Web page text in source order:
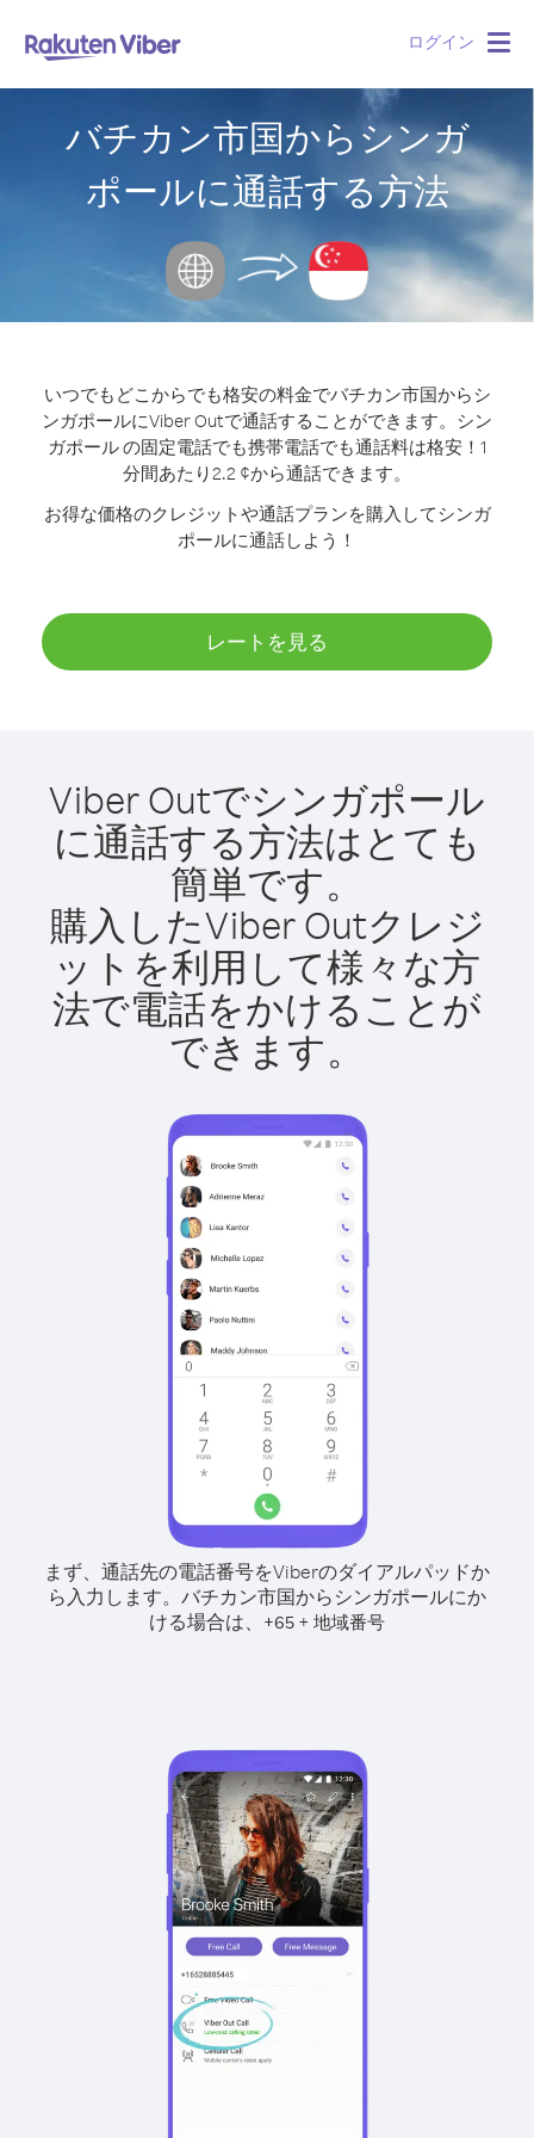
ログイン
バチカン市国からシンガ
ポールに通話する方法
いつでもどこからでも格安の料金でバチカン市国からシ
ンガポールにViber Outで通話することができます。 シン
ガポール の固定電話でも携帯電話でも通話料は格安！1
分間あたり2.2 ¢から通話できます。
お得な価格のクレジットや通話プランを購入してシンガ
ポールに通話しよう！
レートを見る
Viber Outでシンガポール
に通話する方法はとても
簡単です。
購入したViber Outクレジ
ットを利用して様々な方
法で電話をかけることが
できます。
まず、通話先の電話番号をViberのダイアルパッドか
ら入力します。 バチカン市国からシンガポールにか
ける場合は、 +65 + 地域番号